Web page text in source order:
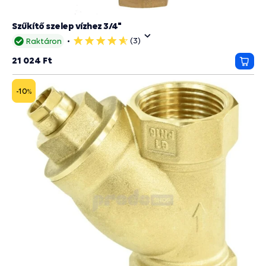
Raktáron
5
(3)
Szűkítő szelep vízhez 3/4"
21 024 Ft
-10%